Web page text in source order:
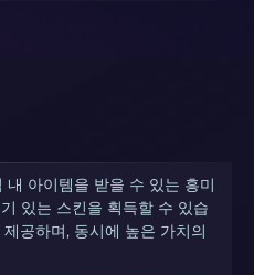
아이템을 받을 수 있는 흥미
있는 스킨을 획득할 수 있습
공하며, 동시에 높은 가치의